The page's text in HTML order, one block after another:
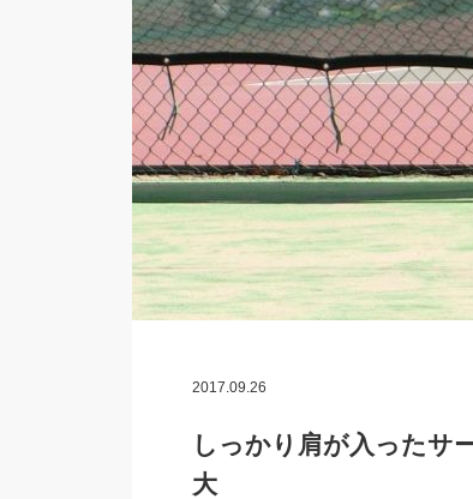
2017.09.26
しっかり肩が入ったサ
大